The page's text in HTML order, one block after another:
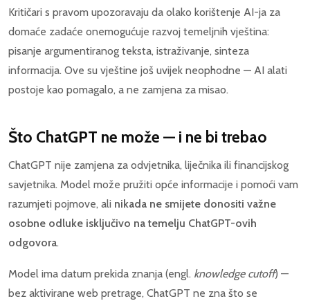
Kritičari s pravom upozoravaju da olako korištenje AI-ja za
domaće zadaće onemogućuje razvoj temeljnih vještina:
pisanje argumentiranog teksta, istraživanje, sinteza
informacija. Ove su vještine još uvijek neophodne — AI alati
postoje kao pomagalo, a ne zamjena za misao.
Što ChatGPT ne može — i ne bi trebao
ChatGPT nije zamjena za odvjetnika, liječnika ili financijskog
savjetnika. Model može pružiti opće informacije i pomoći vam
razumjeti pojmove, ali nikada ne smijete donositi važne
osobne odluke isključivo na temelju ChatGPT-ovih
odgovora.
Model ima datum prekida znanja (engl. knowledge cutoff) —
bez aktivirane web pretrage, ChatGPT ne zna što se